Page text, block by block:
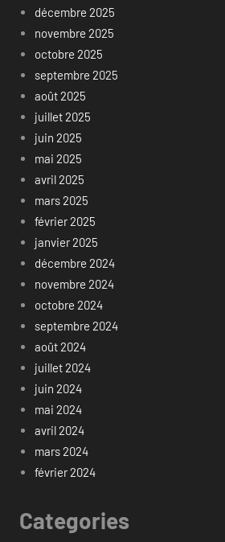
décembre 2025
novembre 2025
octobre 2025
septembre 2025
août 2025
juillet 2025
juin 2025
mai 2025
avril 2025
mars 2025
février 2025
janvier 2025
décembre 2024
novembre 2024
octobre 2024
septembre 2024
août 2024
juillet 2024
juin 2024
mai 2024
avril 2024
mars 2024
février 2024
Categories